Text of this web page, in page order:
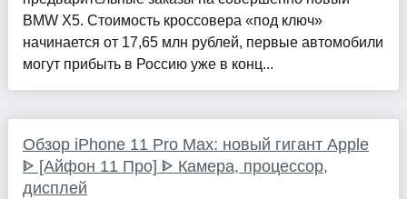
BMW X5. Стоимость кроссовера «под ключ»
начинается от 17,65 млн рублей, первые автомобили
могут прибыть в Россию уже в конц...
Обзор iPhone 11 Pro Max: новый гигант Apple
ᐈ [Айфон 11 Про] ᐈ Камера, процессор,
дисплей